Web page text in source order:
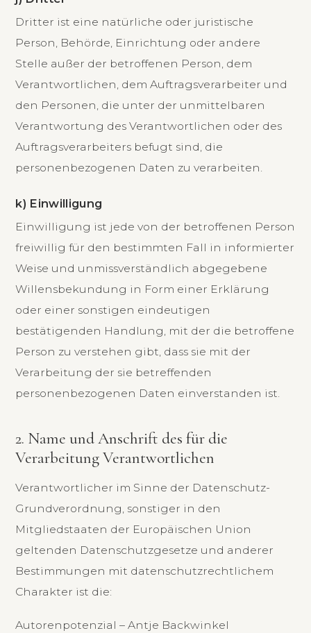
Dritter ist eine natürliche oder juristische
Person, Behörde, Einrichtung oder andere
Stelle außer der betroffenen Person, dem
Verantwortlichen, dem Auftragsverarbeiter und
den Personen, die unter der unmittelbaren
Verantwortung des Verantwortlichen oder des
Auftragsverarbeiters befugt sind, die
personenbezogenen Daten zu verarbeiten.
k) Einwilligung
Einwilligung ist jede von der betroffenen Person
freiwillig für den bestimmten Fall in informierter
Weise und unmissverständlich abgegebene
Willensbekundung in Form einer Erklärung
oder einer sonstigen eindeutigen
bestätigenden Handlung, mit der die betroffene
Person zu verstehen gibt, dass sie mit der
Verarbeitung der sie betreffenden
personenbezogenen Daten einverstanden ist.
2. Name und Anschrift des für die
Verarbeitung Verantwortlichen
Verantwortlicher im Sinne der Datenschutz-
Grundverordnung, sonstiger in den
Mitgliedstaaten der Europäischen Union
geltenden Datenschutzgesetze und anderer
Bestimmungen mit datenschutzrechtlichem
Charakter ist die:
Autorenpotenzial – Antje Backwinkel